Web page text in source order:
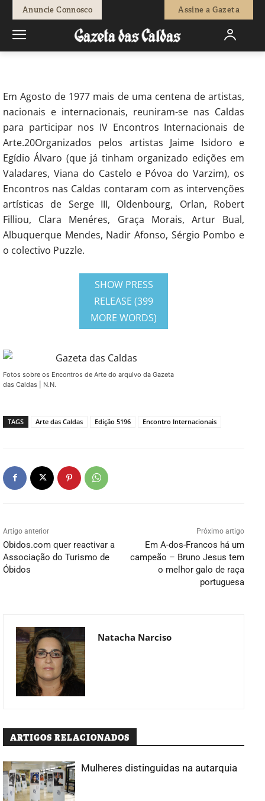
Anuncie Connosco Assine a Gazeta
0
Em Agosto de 1977 mais de uma centena de artistas,
nacionais e internacionais, reuniram-se nas Caldas
para participar nos IV Encontros Internacionais de
Arte.20Organizados pelos artistas Jaime Isidoro e
Egídio Álvaro (que já tinham organizado edições em
Valadares, Viana do Castelo e Póvoa do Varzim), os
Encontros nas Caldas contaram com as intervenções
artísticas de Serge III, Oldenbourg, Orlan, Robert
Filliou, Clara Menéres, Graça Morais, Artur Bual,
Albuquerque Mendes, Nadir Afonso, Sérgio Pombo e
o colectivo Puzzle.
SHOW PRESS
RELEASE (399
MORE WORDS)
Fotos sobre os Encontros de Arte do arquivo da Gazeta
das Caldas | N.N.
TAGS Arte das Caldas Edição 5196 Encontro Internacionais
Artigo anterior
Obidos.com quer reactivar a
Associação do Turismo de
Óbidos
Próximo artigo
Em A-dos-Francos há um
campeão – Bruno Jesus tem
o melhor galo de raça
portuguesa
Natacha Narciso
ARTIGOS RELACIONADOS
Mulheres distinguidas na autarquia